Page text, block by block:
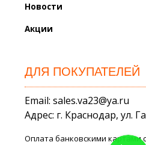
Новости
Акции
ДЛЯ ПОКУПАТЕЛЕЙ
Email: sales.va23@ya.ru
Адрес: г. Краснодар, ул.
Оплата банковскими картами